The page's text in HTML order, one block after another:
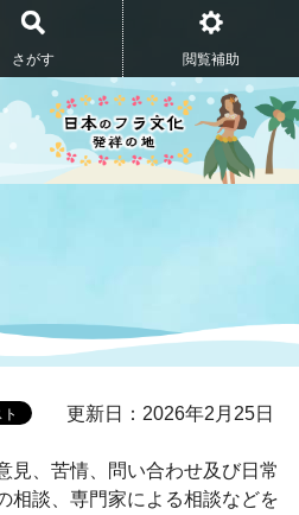
さがす 閲覧補助
更新日：2026年2月25日
見、苦情、問い合わせ及び日常
相談、専門家による相談などを